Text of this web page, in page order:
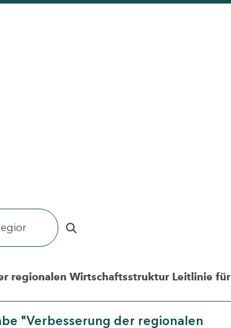
regionalen Wirtschaftsstruktur Leitlinie für
"Verbesserung der regionalen